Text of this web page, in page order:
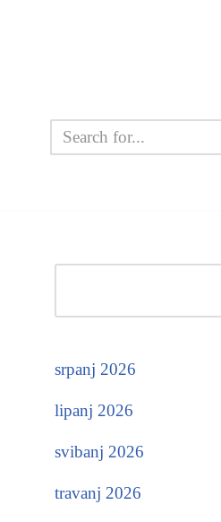
srpanj 2026
lipanj 2026
svibanj 2026
travanj 2026